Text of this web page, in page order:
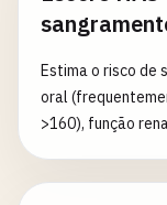
compartilhada
Estima o risco de
oral
>160), função